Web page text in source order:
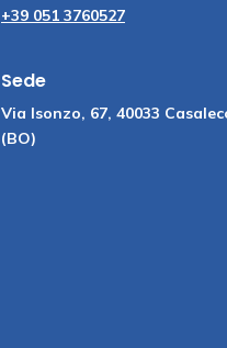
+39 051 3760527
Sede
Via Isonzo, 67, 40033
(BO)